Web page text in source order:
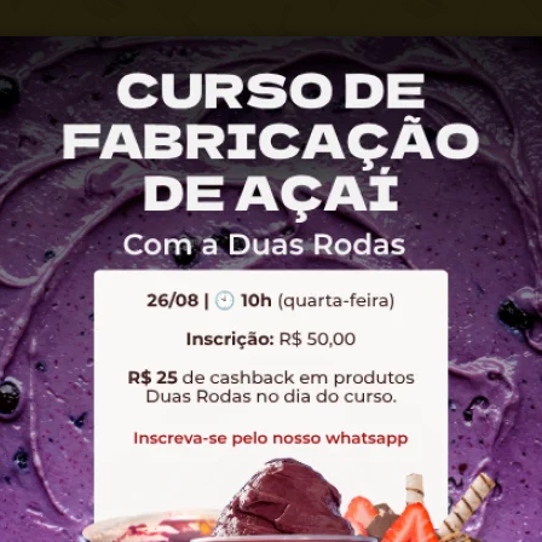
SORVETERIA AÇAITERIA LOCALIZAÇÃO
18 itens